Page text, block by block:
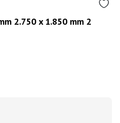
2.750 x 1.850 mm 2